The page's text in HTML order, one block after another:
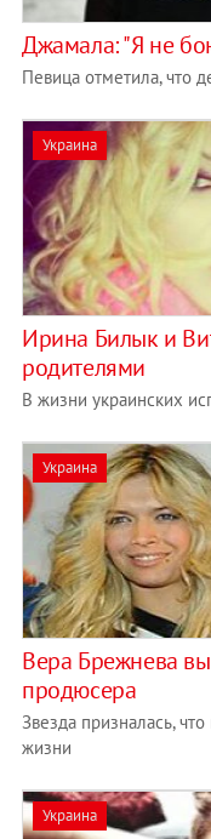
Джамала: "Я не
Певица отметила, что
Украина
Ирина Билык и
родителями
В жизни украинских
Украина
Вера Брежнева
продюсера
Звезда призналась,
жизни
Украина